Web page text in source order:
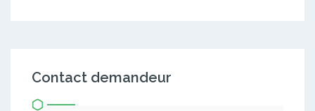
Contact demandeur